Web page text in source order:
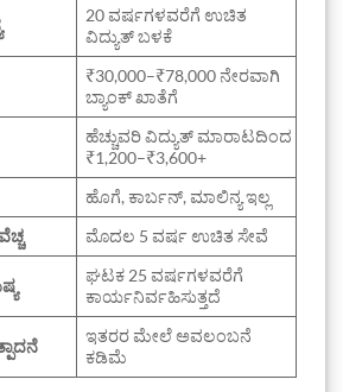
20 ವರ್ಷಗಳವರೆಗೆ ಉಚಿತ
ವಿದ್ಯುತ್ ಬಳಕೆ
₹30,000–₹78,000 ನೇರವಾಗಿ
ಬ್ಯಾಂಕ್ ಖಾತೆಗೆ
ಹೆಚ್ಚುವರಿ ವಿದ್ಯುತ್ ಮಾರಾಟದಿಂದ
₹1,200–₹3,600+
ಹೊಗೆ, ಕಾರ್ಬನ್, ಮಾಲಿನ್ಯ ಇಲ್ಲ
ಮೊದಲ 5 ವರ್ಷ ಉಚಿತ ಸೇವೆ
ಘಟಕ 25 ವರ್ಷಗಳವರೆಗೆ
ಕಾರ್ಯನಿರ್ವಹಿಸುತ್ತದೆ
ಇತರರ ಮೇಲೆ ಅವಲಂಬನೆ
ಕಡಿಮೆ